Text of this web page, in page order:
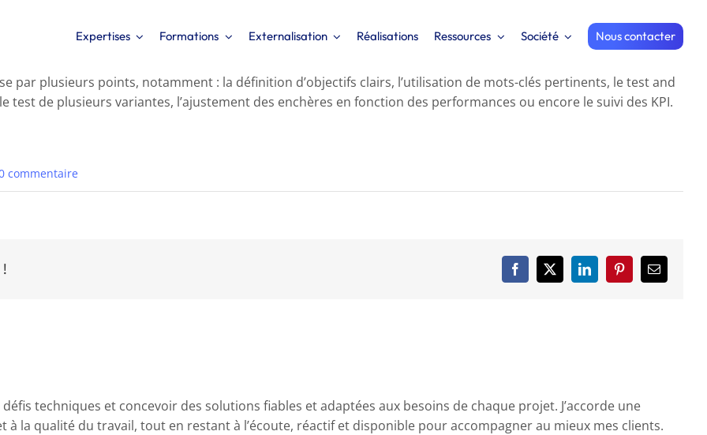
Expertises Formations Externalisation Réalisations Ressources Société Nous contacter
par plusieurs points, notamment : la définition d’objectifs clairs, l’utilisation de mots-clés pertinents, le test and
test de plusieurs variantes, l’ajustement des enchères en fonction des performances ou encore le suivi des KPI.
commentaire
Facebook
X LinkedInPinterestEmail
techniques et concevoir des solutions fiables et adaptées aux besoins de chaque projet. J’accorde une
la qualité du travail, tout en restant à l’écoute, réactif et disponible pour accompagner au mieux mes clients.